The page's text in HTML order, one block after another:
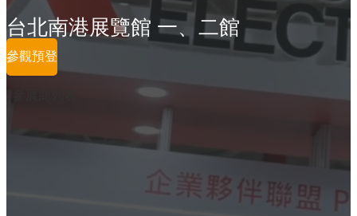
台北南港展覽館 一、二館
參觀預登